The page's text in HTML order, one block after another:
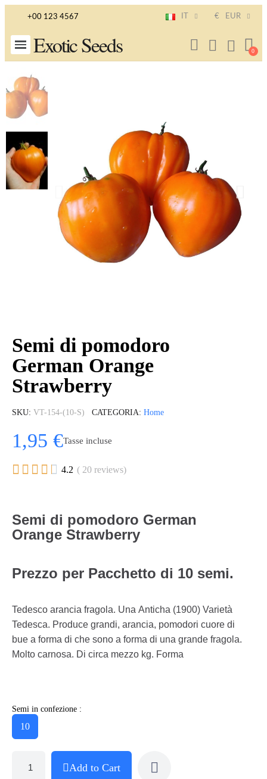
+00 123 4567 € EUR
Exotic Seeds
Semi di pomodoro
German Orange
Strawberry
SKU VT-154-(10-S) CATEGORIA Home
1,95 €Tasse incluse
     4.2 ( 20 reviews)
Semi di pomodoro German
Orange Strawberry
Prezzo per Pacchetto di 10 semi.
Tedesco arancia fragola. Una Anticha (1900) Varietà
Tedesca. Produce grandi, arancia, pomodori cuore di
bue a forma di che sono a forma di una grande fragola.
Molto carnosa. Di circa mezzo kg. Forma
Semi in confezione :
10
Add to Cart